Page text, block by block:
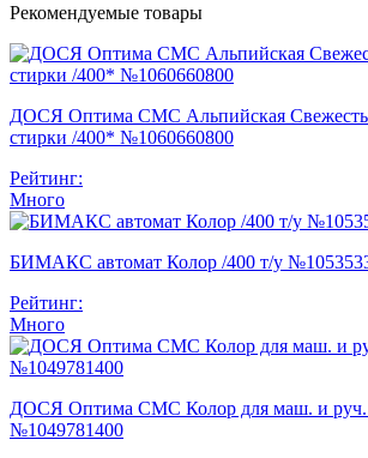
Рекомендуемые товары
ДОСЯ Оптима СМС Альпийская Свежесть
стирки /400* №1060660800
Рейтинг:
Много
БИМАКС автомат Колор /400 т/у
Рейтинг:
Много
ДОСЯ Оптима СМС Колор для маш. и руч.
№1049781400